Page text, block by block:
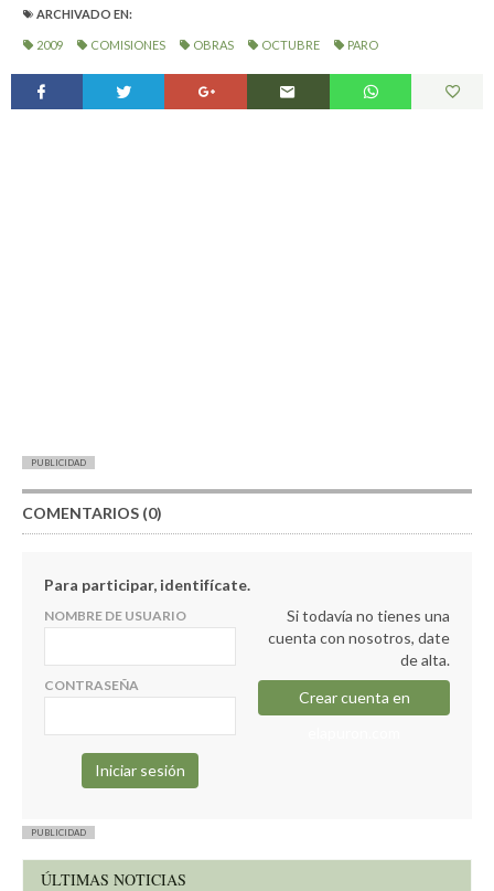
ARCHIVADO EN:
2009 COMISIONES OBRAS OCTUBRE PARO
PUBLICIDAD
COMENTARIOS (0)
Para participar, identifícate.
NOMBRE DE USUARIO
CONTRASEÑA
Si todavía no tienes una
cuenta con nosotros, date
de alta.
Crear cuenta en
PUBLICIDAD
ÚLTIMAS NOTICIAS